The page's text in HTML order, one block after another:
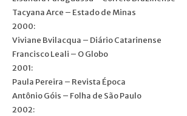
Tacyana Arce – Estado de Minas
2000:
Viviane Bvilacqua – Diário Catarinense
Francisco Leali – O Globo
2001:
Paula Pereira – Revista Época
Antônio Góis – Folha de São Paulo
2002: